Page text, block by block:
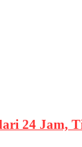
24 Jam,